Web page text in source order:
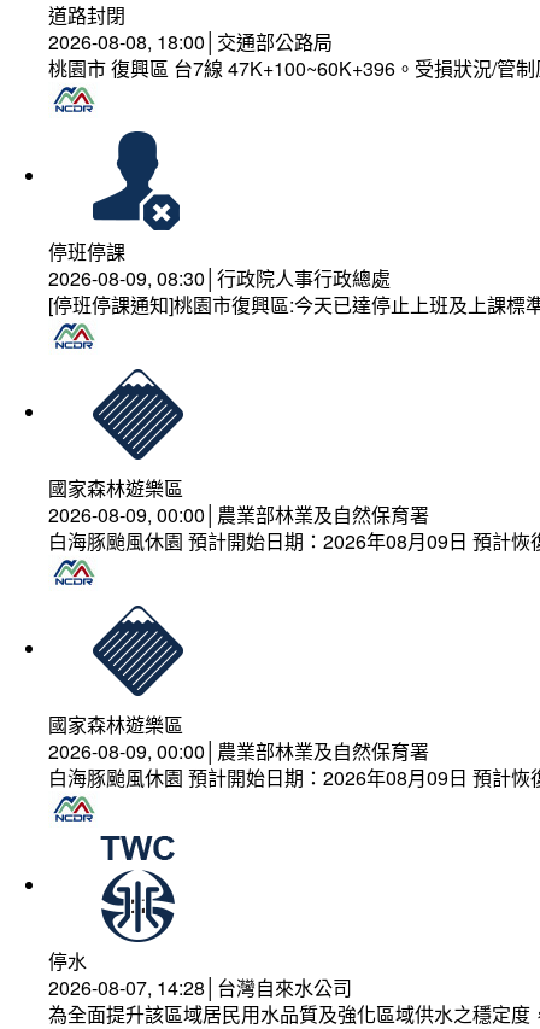
道路封閉
2026-08-08, 18:00│交通部公路局
桃園市 復興區 台7線 47K+100~60K+396。受損狀況/管
停班停課
2026-08-09, 08:30│行政院人事行政總處
[停班停課通知]桃園市復興區:今天已達停止上班及上課
國家森林遊樂區
2026-08-09, 00:00│農業部林業及自然保育署
白海豚颱風休園 預計開始日期：2026年08月09日 預計
國家森林遊樂區
2026-08-09, 00:00│農業部林業及自然保育署
白海豚颱風休園 預計開始日期：2026年08月09日 預計
停水
2026-08-07, 14:28│台灣自來水公司
為全面提升該區域居民用水品質及強化區域供水之穩定